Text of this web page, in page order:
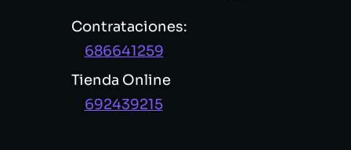
Contrataciones:
686641259
Tienda Online
692439215